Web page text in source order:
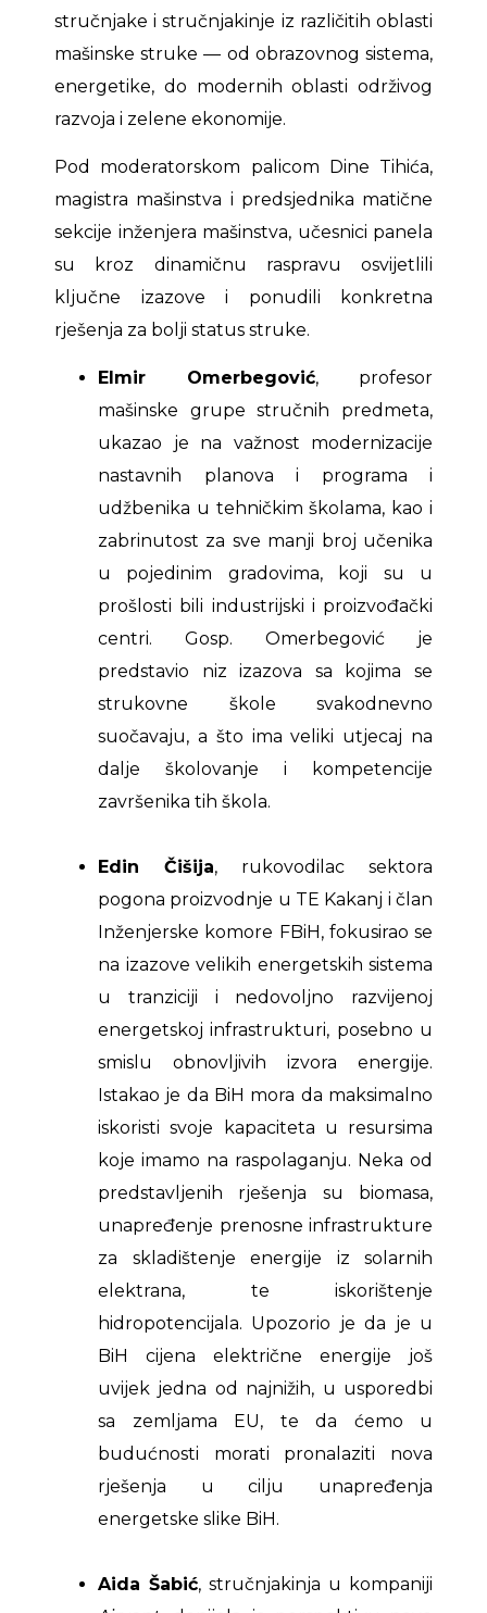
stručnjake i stručnjakinje iz različitih oblasti
mašinske struke — od obrazovnog sistema,
energetike, do modernih oblasti održivog
razvoja i zelene ekonomije.
Pod moderatorskom palicom Dine Tihića,
magistra mašinstva i predsjednika matične
sekcije inženjera mašinstva, učesnici panela
su kroz dinamičnu raspravu osvijetlili
ključne izazove i ponudili konkretna
rješenja za bolji status struke.
Elmir Omerbegović, profesor
mašinske grupe stručnih predmeta,
ukazao je na važnost modernizacije
nastavnih planova i programa i
udžbenika u tehničkim školama, kao i
zabrinutost za sve manji broj učenika
u pojedinim gradovima, koji su u
prošlosti bili industrijski i proizvođački
centri. Gosp. Omerbegović je
predstavio niz izazova sa kojima se
strukovne škole svakodnevno
suočavaju, a što ima veliki utjecaj na
dalje školovanje i kompetencije
završenika tih škola.
Edin Čišija, rukovodilac sektora
pogona proizvodnje u TE Kakanj i član
Inženjerske komore FBiH, fokusirao se
na izazove velikih energetskih sistema
u tranziciji i nedovoljno razvijenoj
energetskoj infrastrukturi, posebno u
smislu obnovljivih izvora energije.
Istakao je da BiH mora da maksimalno
iskoristi svoje kapaciteta u resursima
koje imamo na raspolaganju. Neka od
predstavljenih rješenja su biomasa,
unapređenje prenosne infrastrukture
za skladištenje energije iz solarnih
elektrana, te iskorištenje
hidropotencijala. Upozorio je da je u
BiH cijena električne energije još
uvijek jedna od najnižih, u usporedbi
sa zemljama EU, te da ćemo u
budućnosti morati pronalaziti nova
rješenja u cilju unapređenja
energetske slike BiH.
Aida Šabić, stručnjakinja u kompaniji